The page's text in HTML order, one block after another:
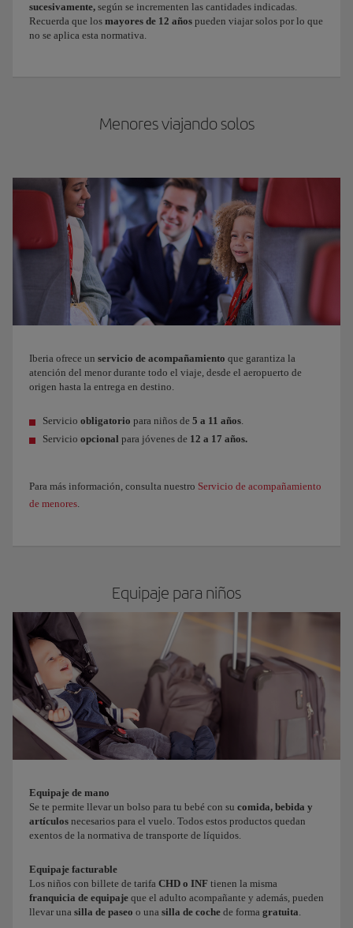
sucesivamente, según se incrementen las cantidades indicadas.
Recuerda que los mayores de 12 años pueden viajar solos por lo que
no se aplica esta normativa.
Menores viajando solos
Iberia ofrece un servicio de acompañamiento que garantiza la
atención del menor durante todo el viaje, desde el aeropuerto de
origen hasta la entrega en destino.
Servicio obligatorio para niños de 5 a 11 años
Servicio opcional para jóvenes de 12 a 17 años.
Para más información, consulta nuestro Servicio de acompañamiento
de menores
Equipaje para niños
Equipaje de mano
Se te permite llevar un bolso para tu bebé con su comida, bebida y
artículos necesarios para el vuelo. Todos estos productos quedan
exentos de la normativa de transporte de líquidos.
Equipaje facturable
Los niños con billete de tarifa CHD o INF tienen la misma
franquicia de equipaje que el adulto acompañante y además, pueden
llevar una silla de paseo o una silla de coche de forma gratuita